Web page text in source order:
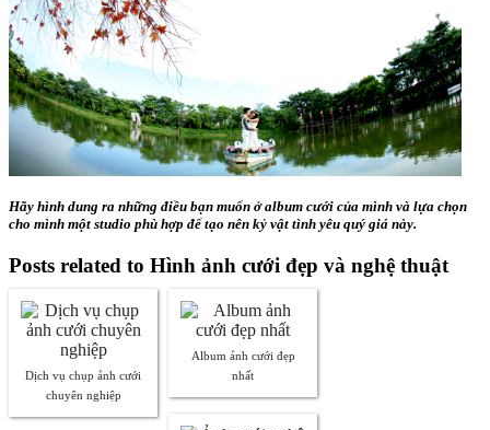
Hãy hình dung ra những điều bạn muốn ở album cưới của mình và lựa chọn
cho mình một studio phù hợp để tạo nên kỷ vật tình yêu quý giá này.
Posts related to Hình ảnh cưới đẹp và nghệ thuật
Dịch vụ chụp ảnh cưới
chuyên nghiệp
Album ảnh cưới đẹp
nhất